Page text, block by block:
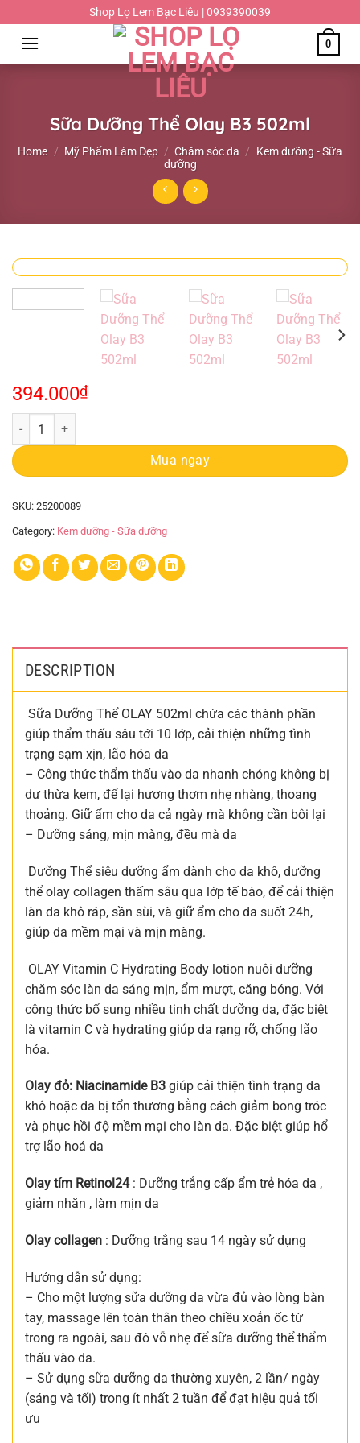
đến
dung
Shop Lọ Lem Bạc Liêu | 0939390039
0
Sữa Dưỡng Thể Olay B3 502ml
Home / Mỹ Phẩm Làm Đẹp / Chăm sóc da /
Kem dưỡng - Sữa
dưỡng
394.000₫
Sữa Dưỡng Thể Olay B3 502ml quantity
Mua ngay
SKU: 25200089
Category: Kem dưỡng - Sữa dưỡng
DESCRIPTION
Sữa Dưỡng Thể OLAY 502ml chứa các thành phần
giúp thẩm thấu sâu tới 10 lớp, cải thiện những tình
trạng sạm xịn, lão hóa da
– Công thức thẩm thấu vào da nhanh chóng không bị
dư thừa kem, để lại hương thơm nhẹ nhàng, thoang
thoảng. Giữ ẩm cho da cả ngày mà không cần bôi lại
– Dưỡng sáng, mịn màng, đều mà da
Dưỡng Thể siêu dưỡng ẩm dành cho da khô, dưỡng
thể olay collagen thấm sâu qua lớp tế bào, để cải thiện
làn da khô ráp, sần sùi, và giữ ẩm cho da suốt 24h,
giúp da mềm mại và mịn màng.
OLAY Vitamin C Hydrating Body lotion nuôi dưỡng
chăm sóc làn da sáng mịn, ẩm mượt, căng bóng. Với
công thức bổ sung nhiều tinh chất dưỡng da, đặc biệt
là vitamin C và hydrating giúp da rạng rỡ, chống lão
hóa.
Olay đỏ: Niacinamide B3 giúp cải thiện tình trạng da
khô hoặc da bị tổn thương bằng cách giảm bong tróc
và phục hồi độ mềm mại cho làn da. Đặc biệt giúp hổ
trợ lão hoá da
Olay tím Retinol24: Dưỡng trắng cấp ẩm trẻ hóa da ,
giảm nhăn , làm mịn da
Olay collagen : Dưỡng trắng sau 14 ngày sử dụng
Hướng dẫn sử dụng:
– Cho một lượng sữa dưỡng da vừa đủ vào lòng bàn
tay, massage lên toàn thân theo chiều xoắn ốc từ
trong ra ngoài, sau đó vỗ nhẹ để sữa dưỡng thể thẩm
thấu vào da.
– Sử dụng sữa dưỡng da thường xuyên, 2 lần/ ngày
(sáng và tối) trong ít nhất 2 tuần để đạt hiệu quả tối
ưu